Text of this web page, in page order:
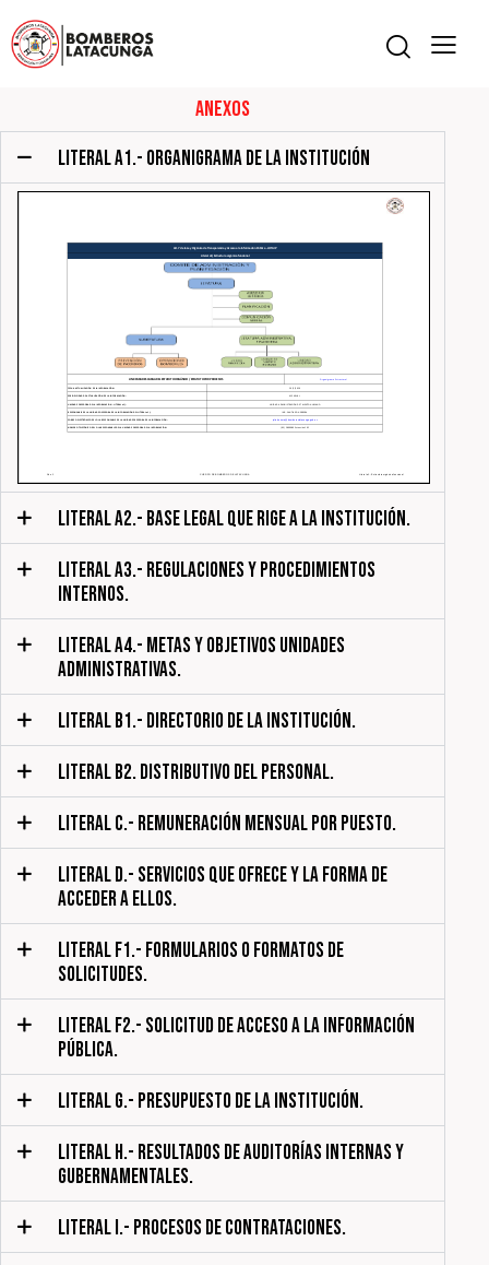
Anexos
LITERAL A1.- ORGANIGRAMA DE LA INSTITUCIÓN
LITERAL A2.- BASE LEGAL QUE RIGE A LA INSTITUCIÓN.
LITERAL A3.- REGULACIONES Y PROCEDIMIENTOS
INTERNOS.
LITERAL A4.- METAS Y OBJETIVOS UNIDADES
ADMINISTRATIVAS.
LITERAL B1.- DIRECTORIO DE LA INSTITUCIÓN.
LITERAL B2. DISTRIBUTIVO DEL PERSONAL.
LITERAL C.- REMUNERACIÓN MENSUAL POR PUESTO.
LITERAL D.- SERVICIOS QUE OFRECE Y LA FORMA DE
ACCEDER A ELLOS.
LITERAL F1.- FORMULARIOS O FORMATOS DE
SOLICITUDES.
LITERAL F2.- SOLICITUD DE ACCESO A LA INFORMACIÓN
PÚBLICA.
LITERAL G.- PRESUPUESTO DE LA INSTITUCIÓN.
LITERAL H.- RESULTADOS DE AUDITORÍAS INTERNAS Y
GUBERNAMENTALES.
LITERAL I.- PROCESOS DE CONTRATACIONES.